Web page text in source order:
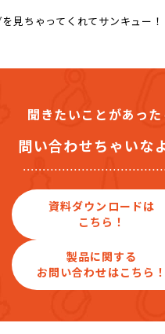
見ちゃってくれてサンキュー！
聞きたいことがあった
問い合わせちゃいな
資料ダウンロードは
こちら！
製品に関する
お問い合わせはこちら